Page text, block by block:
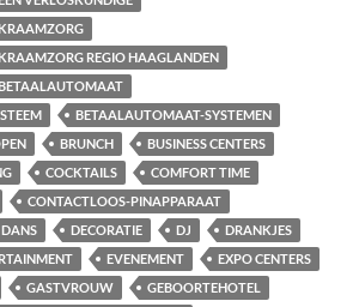
REGIO HAAGLANDEN
BETAALAUTOMAAT-SYSTEMEN
BRUNCH
BUSINESS CENTERS
COCKTAILS
COMFORT TIME
CONTACTLOOS-PINAPPARAAT
DANS DECORATIE DJ
DRANKJES
EVENEMENT
EXPO CENTERS
GASTVROUW
GEBOORTEHOTEL